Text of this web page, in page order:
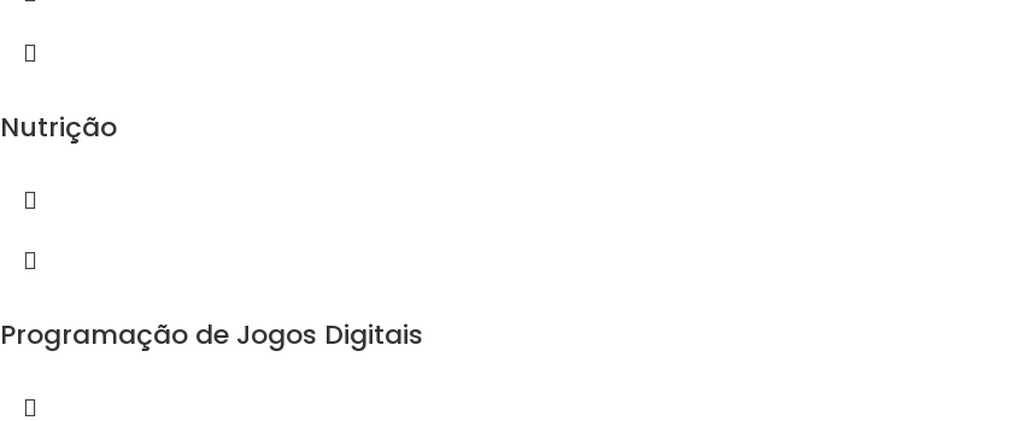
Nutrição
Programação de Jogos Digitais